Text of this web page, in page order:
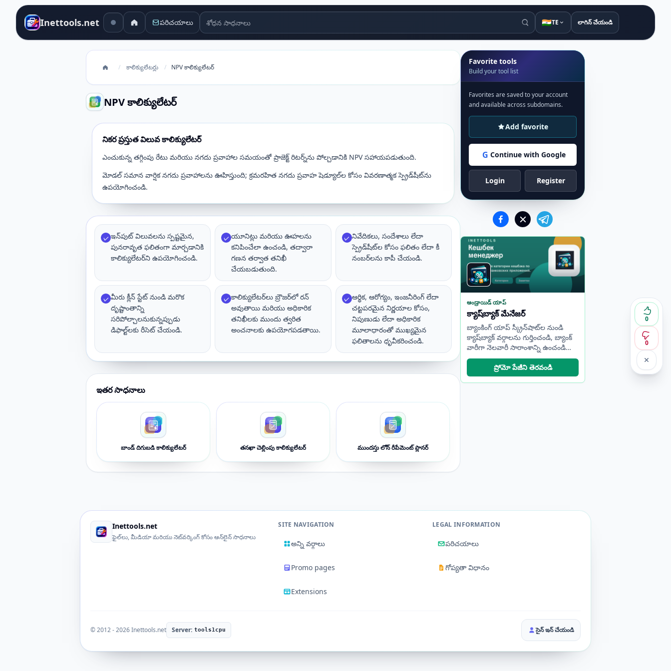
Inettools.net పరిచయాలు శోధన సాధనాలు 🇮🇳TE లాగిన్ చేయండి
/ కాలిక్యులేటర్లు / NPV కాలిక్యులేటర్
NPV కాలిక్యులేటర్
0
0
నికర ప్రస్తుత విలువ కాలిక్యులేటర్
ఎంచుకున్న తగ్గింపు రేటు మరియు నగదు ప్రవాహాల సమయంతో ప్రాజెక్ట్ రిటర్న్‌ను పోల్చడానికి NPV సహాయపడుతుంది.
మోడల్ సమాన వార్షిక నగదు ప్రవాహాలను ఊహిస్తుంది; క్రమరహిత నగదు ప్రవాహ షెడ్యూల్‌ల కోసం వివరణాత్మక స్ప్రెడ్‌షీట్‌ను
ఉపయోగించండి.
✓ ఇన్‌పుట్ విలువలను స్పష్టమైన,
పునరావృత ఫలితంగా మార్చడానికి
కాలిక్యులేటర్‌ని ఉపయోగించండి.
✓ యూనిట్లు మరియు ఊహలను
కనిపించేలా ఉంచండి, తద్వారా
గణన తర్వాత తనిఖీ
చేయబడుతుంది.
✓ నివేదికలు, సందేశాలు లేదా
స్ప్రెడ్‌షీట్‌ల కోసం ఫలితం లేదా కీ
నంబర్‌లను కాపీ చేయండి.
✓ మీరు క్లీన్ స్టేట్ నుండి మరొక
దృష్టాంతాన్ని
సరిపోల్చాలనుకున్నప్పుడు
డిఫాల్ట్‌లకు రీసెట్ చేయండి.
✓ కాలిక్యులేటర్‌లు బ్రౌజర్‌లో రన్
అవుతాయి మరియు అధికారిక
తనిఖీలకు ముందు త్వరిత
అంచనాలకు ఉపయోగపడతాయి.
✓ ఆర్థిక, ఆరోగ్యం, ఇంజనీరింగ్ లేదా
చట్టపరమైన నిర్ణయాల కోసం,
నిపుణుడు లేదా అధికారిక
మూలాధారంతో ముఖ్యమైన
ఫలితాలను ధృవీకరించండి.
ఇతర సాధనాలు
బాండ్ దిగుబడి కాలిక్యులేటర్ తనఖా చెల్లింపు కాలిక్యులేటర్ ముందస్తు లోన్ రీపేమెంట్ ప్లానర్
Favorite tools
Build your tool list
Favorites are saved to your account
and available across subdomains.
Add favorite
G Continue with Google
Login Register
ఆండ్రాయిడ్ యాప్
క్యాష్‌బ్యాక్ మేనేజర్
బ్యాంకింగ్ యాప్ స్క్రీన్‌షాట్‌ల నుండి
క్యాష్‌బ్యాక్ వర్గాలను గుర్తించండి, బ్యాంక్
వారీగా నెలవారీ సారాంశాన్ని ఉంచండి
మరియు ఉత్తమ కార్డ్‌ను వేగంగా
ఎంచుకోండి.ప్రోమో పేజీని తెరవండి
Inettools.net
ఫైల్‌లు, మీడియా మరియు నెట్‌వర్కింగ్ కోసం ఆన్‌లైన్ సాధనాలు
SITE NAVIGATION
అన్ని వర్గాలు
Promo pages
Extensions
LEGAL INFORMATION
పరిచయాలు
గోప్యతా విధానం
© 2012 - 2026 Inettools.net Server: tools1cpu సైన్ ఇన్ చేయండి